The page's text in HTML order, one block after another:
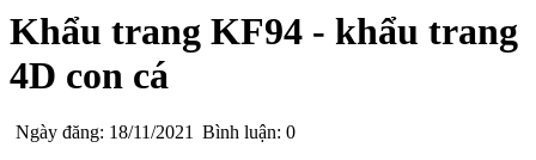
Khẩu trang KF94 - khẩu trang
4D con cá
Ngày đăng: 18/11/2021 Bình luận: 0